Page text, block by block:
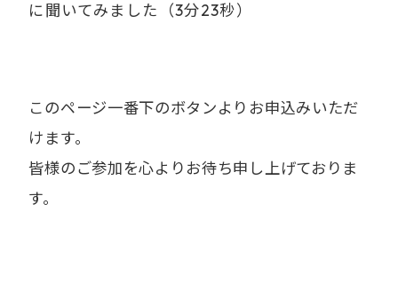
に聞いてみました（3分23秒）
このページ一番下のボタンよりお申込みいただ
けます。
皆様のご参加を心よりお待ち申し上げておりま
す。